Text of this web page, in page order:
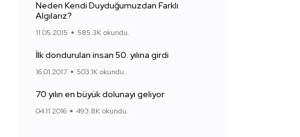
Neden Kendi Duyduğumuzdan Farklı
Algılarız?
11.05.2015 585.3K okundu.
İlk dondurulan insan 50. yılına girdi
16.01.2017 503.1K okundu.
70 yılın en büyük dolunayı geliyor
04.11.2016 493.8K okundu.